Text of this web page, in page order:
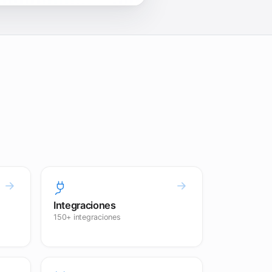
Integraciones
150+ integraciones